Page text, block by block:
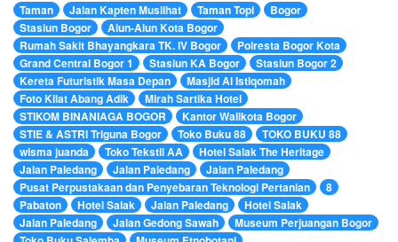
Taman Jalan Kapten Muslihat Taman Topi
Bogor
Stasiun Bogor
Alun-Alun Kota Bogor
Rumah Sakit Bhayangkara TK. IV Bogor
Polresta Bogor Kota
Grand Central Bogor 1
Stasiun KA Bogor
Stasiun Bogor 2
Kereta Futuristik Masa Depan
Masjid Al Istiqomah
Foto Kilat Abang Adik
Mirah Sartika Hotel
STIKOM BINANIAGA BOGOR
Kantor Walikota Bogor
STIE & ASTRI Triguna Bogor
Toko Buku 88
TOKO BUKU 88
wisma juanda
Toko Tekstil AA
Hotel Salak The Heritage
Jalan Paledang
Jalan Paledang
Jalan Paledang
Pusat Perpustakaan dan Penyebaran Teknologi Pertanian
8
Pabaton
Hotel Salak Jalan Paledang
Hotel Salak
Jalan Paledang
Jalan Gedong Sawah
Museum Perjuangan Bogor